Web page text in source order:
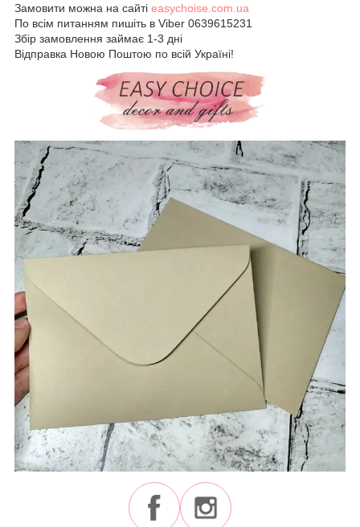
Замовити можна на сайті easychoise.com.ua
По всім питанням пишіть в Viber 0639615231
Збір замовлення займає 1-3 дні
Відправка Новою Поштою по всій Україні!